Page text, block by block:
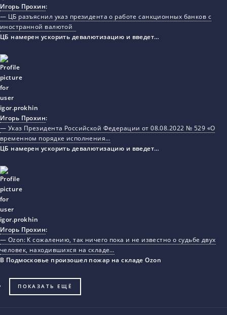
Игорь Прохин:
— ЦБ разъяснил указ президента о работе санкционных банков с
иностранной валютой
ЦБ намерен ускорить девалютизацию и введет…
Игорь Прохин:
— Указ Президента Российской Федерации от 08.08.2022 № 529 «О
временном порядке исполнения…
ЦБ намерен ускорить девалютизацию и введет…
Игорь Прохин:
— Ozon: К сожалению, так ничего пока и не известно о судьбе двух
человек, находившихся на складе…
В Подмосковье произошел пожар на складе Ozon
ПОКАЗАТЬ ЕЩЁ